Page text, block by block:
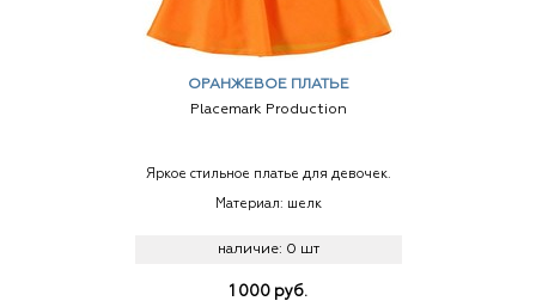
ОРАНЖЕВОЕ ПЛАТЬЕ
Placemark Production
Яркое стильное платье для девочек.
Материал: шелк
наличие: 0 шт
1 000 руб.